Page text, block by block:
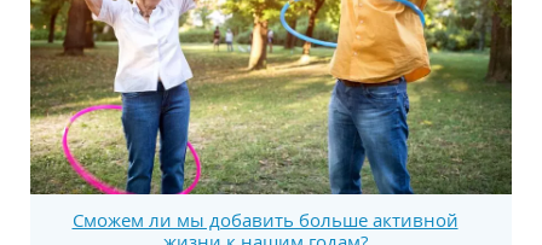
Сможем ли мы добавить больше активной